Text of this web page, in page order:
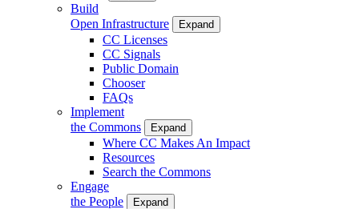
Build
Open Infrastructure
Expand
CC Licenses
CC Signals
Public Domain
Chooser
FAQs
Implement
the Commons
Expand
Where CC Makes An Impact
Resources
Search the Commons
Engage
the People
Expand